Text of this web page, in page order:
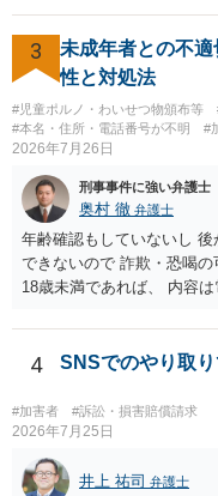
渉が行われ、双方合意に至
訟提起を選択すれば訴訟
3
未成年者との不
性と対処法
#児童ポルノ・わいせつ物頒布等
#本名・住所・電話番号が不明
#
2026年7月26日
刑事事件に強い弁護士
奥村 徹 弁護士
年齢確認もしていないし
できないので 詐欺・恐喝
18歳未満であれば、 内容
画の尺は10分ほど、服を着
して、要求された金額
欲しい、住んでいる都道府
言ったやり取りをしていま
（わいせつ行為）の疑いが
能です。
4 SNSでのやり取
#加害者 #訴訟・損害賠償請求
2026年7月25日
井上 祐司 弁護士